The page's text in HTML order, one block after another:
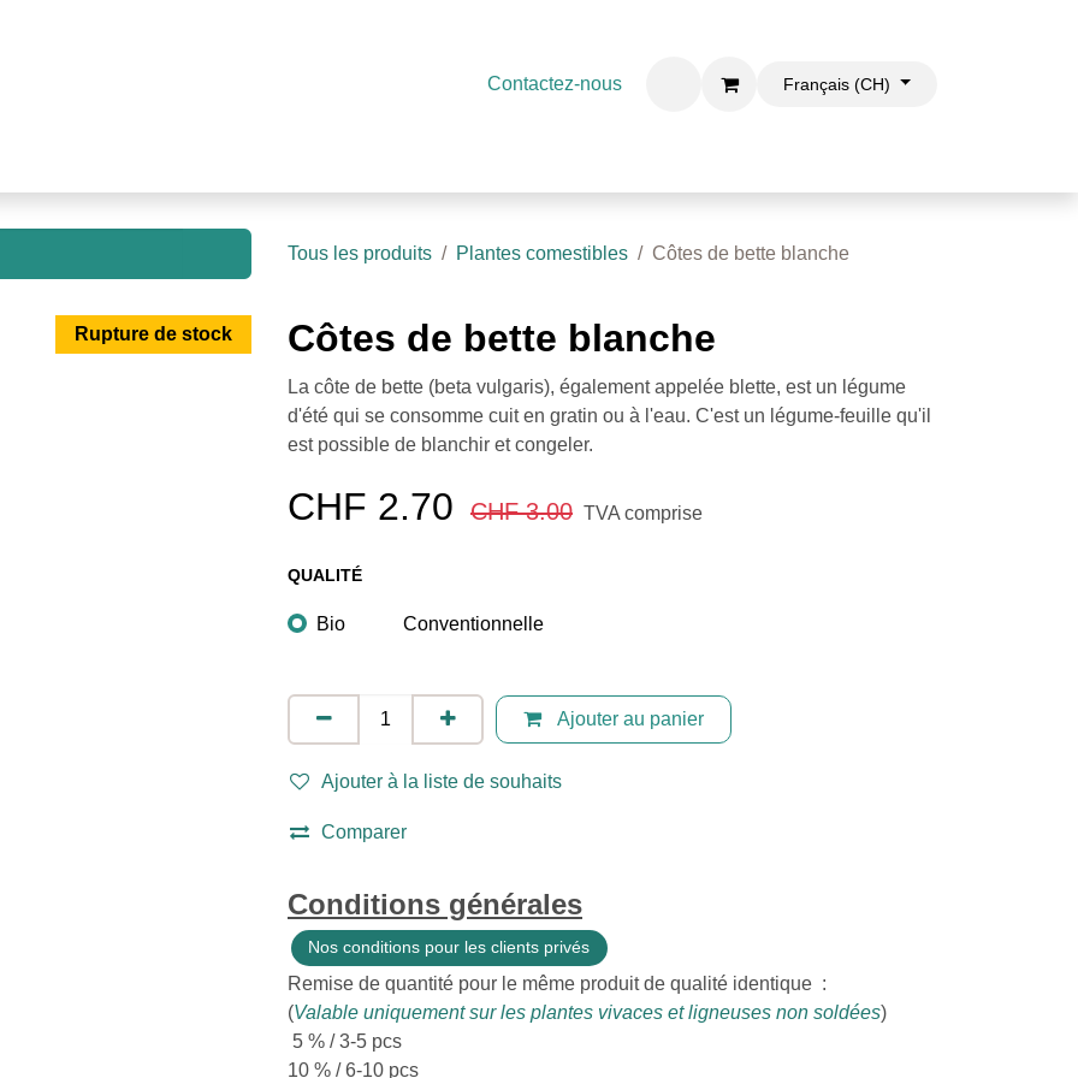
Contact
Contactez-nous Français (CH)
Tous les produits Plantes comestibles Côtes de bette blanche
Rupture de stock Côtes de bette blanche
La côte de bette (beta vulgaris), également appelée blette, est un légume
d'été qui se consomme cuit en gratin ou à l'eau. C'est un légume-feuille qu'il
est possible de blanchir et congeler.
CHF 2.70 CHF3.00 TVA comprise
QUALITÉ
Bio Conventionnelle
Ajouter au panier
Ajouter à la liste de souhaits
Comparer
Conditions générales
Nos conditions pour les clients privés
Remise de quantité pour le même produit de qualité identique :
(Valable uniquement sur les plantes vivaces et ligneuses non soldées)
5 % / 3-5 pcs
10 % / 6-10 pcs